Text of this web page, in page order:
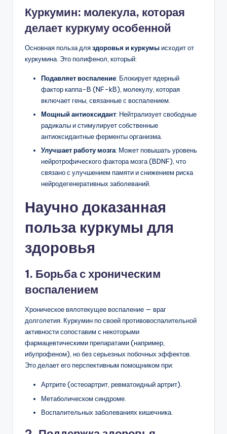
Куркумин: молекула, которая
делает куркуму особенной
Основная польза дляздоровья и куркумыисходит от
куркумина. Это полифенол, который:
Подавляет воспаление: Блокирует ядерный
фактор каппа-B (NF-kB), молекулу, которая
включает гены, связанные с воспалением.
Мощный антиоксидант: Нейтрализует свободные
радикалы и стимулирует собственные
антиоксидантные ферменты организма.
Улучшает работу мозга: Может повышать уровень
нейротрофического фактора мозга (BDNF), что
связано с улучшением памяти и снижением риска
нейродегенеративных заболеваний.
Научно доказанная
польза куркумы для
здоровья
1. Борьба с хроническим
воспалением
Хроническое вялотекущее воспаление — враг
долголетия. Куркумин по своей противовоспалительной
активности сопоставим с некоторыми
фармацевтическими препаратами (например,
ибупрофеном), но без серьезных побочных эффектов.
Это делает его перспективным помощником при:
Артрите (остеоартрит, ревматоидный артрит).
Метаболическом синдроме.
Воспалительных заболеваниях кишечника.